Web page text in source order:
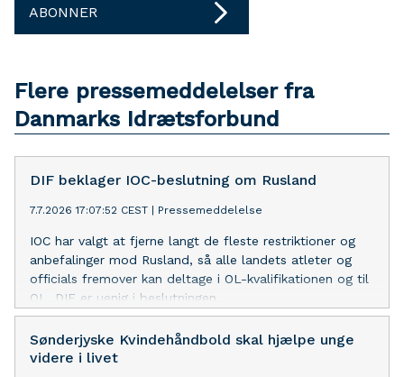
ABONNER
Flere pressemeddelelser fra
Danmarks Idrætsforbund
DIF beklager IOC-beslutning om Rusland
7.7.2026 17:07:52 CEST Pressemeddelelse
IOC har valgt at fjerne langt de fleste restriktioner og
anbefalinger mod Rusland, så alle landets atleter og
officials fremover kan deltage i OL-kvalifikationen og til
OL. DIF er uenig i beslutningen.
Sønderjyske Kvindehåndbold skal hjælpe unge
videre i livet